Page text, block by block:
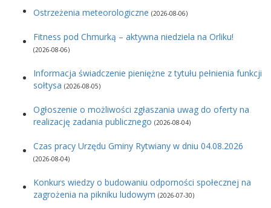
Ostrzeżenia meteorologiczne (2026-08-06)
Fitness pod Chmurką – aktywna niedziela na Orliku!
(2026-08-06)
Informacja świadczenie pieniężne z tytułu pełnienia funkcji
sołtysa (2026-08-05)
Ogłoszenie o możliwości zgłaszania uwag do oferty na
realizację zadania publicznego (2026-08-04)
Czas pracy Urzędu Gminy Rytwiany w dniu 04.08.2026
(2026-08-04)
Konkurs wiedzy o budowaniu odporności społecznej na
zagrożenia na pikniku ludowym (2026-07-30)